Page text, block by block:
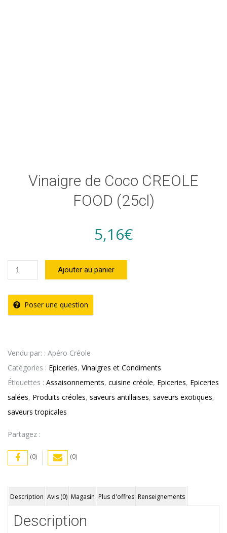
Vinaigre de Coco CREOLE
FOOD (25cl)
5,16€
quantité
de
Vinaigre
de
FOOD
(25cl)
Ajouter au panier
Poser une question
Vendu par: : Apéro Créole
Catégories : Epiceries, Vinaigres et Condiments
Étiquettes : Assaisonnements, cuisine créole, Epiceries, Epiceries
salées, Produits créoles, saveurs antillaises, saveurs exotiques,
saveurs tropicales
Partagez :
(0) (0)
Description Avis (0) Magasin Plus d'offres Renseignements
Description